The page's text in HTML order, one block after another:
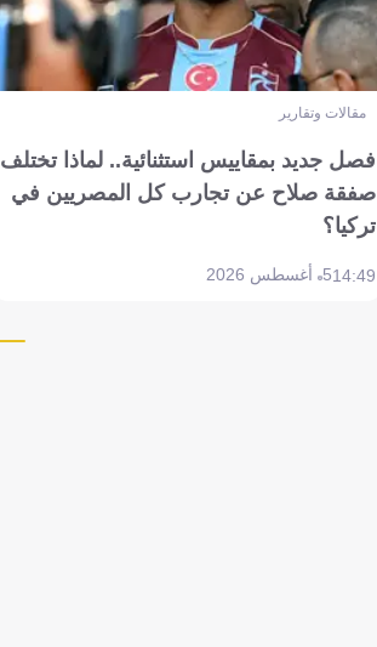
مقالات وتقارير
فصل جديد بمقاييس استثنائية.. لماذا تختلف
صفقة صلاح عن تجارب كل المصريين في
تركيا؟
14:495 أغسطس 2026